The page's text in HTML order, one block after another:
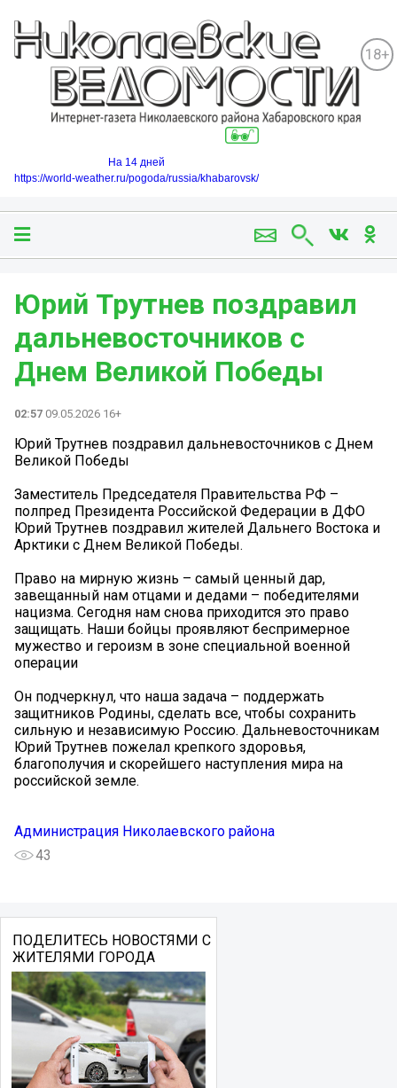
18+
На 14 дней
https://world-weather.ru/pogoda/russia/khabarovsk/
Юрий Трутнев поздравил
дальневосточников с
Днем Великой Победы
02:57 09.05.2026 16+
Юрий Трутнев поздравил дальневосточников с Днем
Великой Победы
Заместитель Председателя Правительства РФ –
полпред Президента Российской Федерации в ДФО
Юрий Трутнев поздравил жителей Дальнего Востока и
Арктики с Днем Великой Победы.
Право на мирную жизнь – самый ценный дар,
завещанный нам отцами и дедами – победителями
нацизма. Сегодня нам снова приходится это право
защищать. Наши бойцы проявляют беспримерное
мужество и героизм в зоне специальной военной
операции
Он подчеркнул, что наша задача – поддержать
защитников Родины, сделать все, чтобы сохранить
сильную и независимую Россию. Дальневосточникам
Юрий Трутнев пожелал крепкого здоровья,
благополучия и скорейшего наступления мира на
российской земле.
Администрация Николаевского района
43
ПОДЕЛИТЕСЬ НОВОСТЯМИ С
ЖИТЕЛЯМИ ГОРОДА